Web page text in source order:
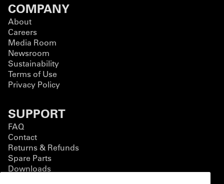
COMPANY
About
Careers
Media Room
Newsroom
Sustainability
Terms of Use
Privacy Policy
SUPPORT
FAQ
Contact
Returns & Refunds
Spare Parts
Downloads